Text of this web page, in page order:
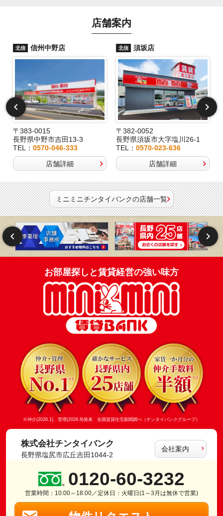
店舗案内
北信 信州中野店
〒383-0015
長野県中野市吉田13-3
TEL： 0570-046-333
店舗詳細
北信 須坂店
〒382-0052
長野県須坂市大字塩川26-1
TEL：0570-023-636
店舗詳細
ミニミニチンタイバンクの店舗一覧
お部屋探しと賃貸経営の強い味方
※仲介(2026.1)、管理(2026.8)発表 全国賃貸住宅新聞調べ（チンタイバンクグループ）
株式会社チンタイバンク
長野県塩尻市広丘吉田1044-2
会社案内
0120-60-3232
営業時間：10:00～18:00／定休日：火曜日(1～3月は無休で営業)